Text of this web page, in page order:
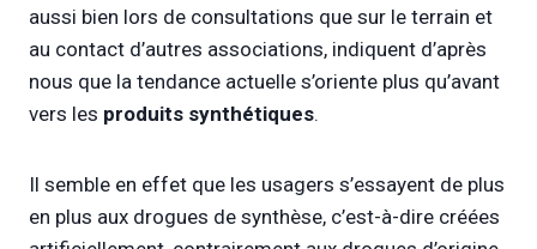
aussi bien lors de consultations que sur le terrain et
au contact d’autres associations, indiquent d’après
nous que la tendance actuelle s’oriente plus qu’avant
vers les produits synthétiques.
Il semble en effet que les usagers s’essayent de plus
en plus aux drogues de synthèse, c’est-à-dire créées